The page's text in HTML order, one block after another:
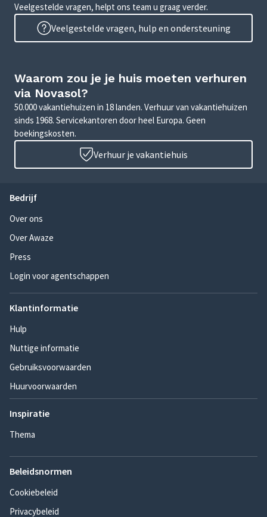
Veelgestelde vragen, helpt ons team u graag verder.
Veelgestelde vragen, hulp en ondersteuning
Waarom zou je je huis moeten verhuren
via Novasol?
50.000 vakantiehuizen in 18 landen. Verhuur van vakantiehuizen
sinds 1968. Servicekantoren door heel Europa. Geen
boekingskosten.
Verhuur je vakantiehuis
Bedrijf
Over ons
Over Awaze
Press
Login voor agentschappen
Klantinformatie
Hulp
Nuttige informatie
Gebruiksvoorwaarden
Huurvoorwaarden
Inspiratie
Thema
Beleidsnormen
Cookiebeleid
Privacybeleid